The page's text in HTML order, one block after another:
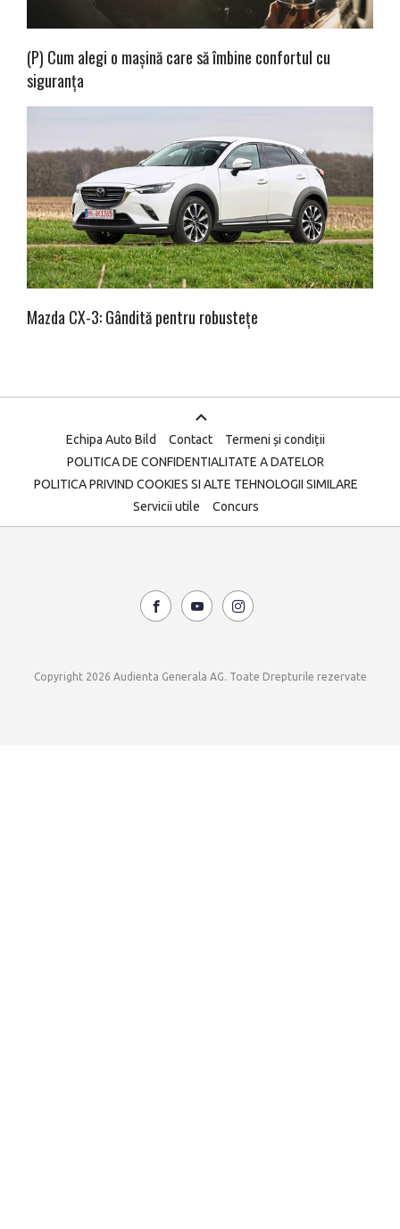
(P) Cum alegi o mașină care să îmbine confortul cu
siguranța
Mazda CX-3: Gândită pentru robustețe
Echipa Auto Bild Contact
Termeni și condiții
POLITICA DE CONFIDENTIALITATE A DATELOR
POLITICA PRIVIND COOKIES SI ALTE TEHNOLOGII SIMILARE
Servicii utile
Concurs
Copyright 2026 Audienta Generala AG. Toate Drepturile rezervate